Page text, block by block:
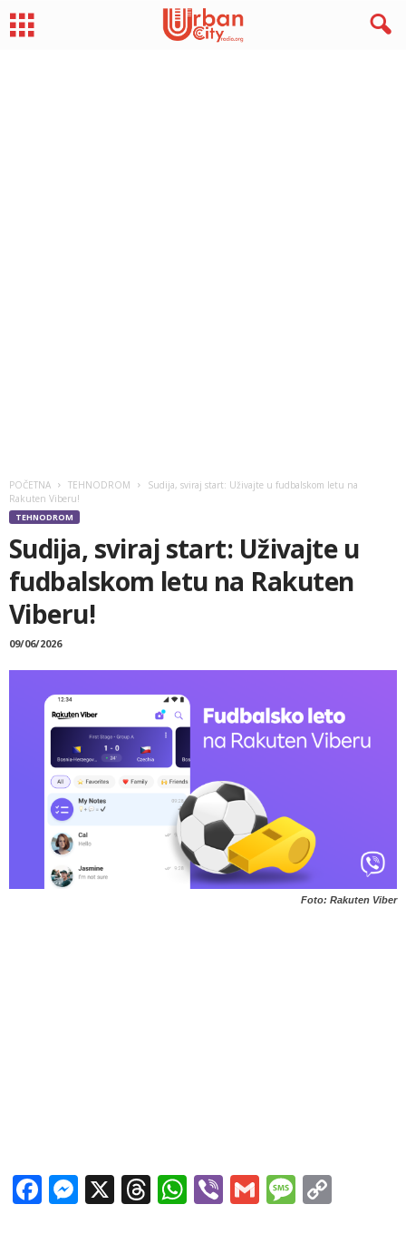
POČETNA TEHNODROM
Sudija, sviraj start: Uživajte u fudbalskom letu na
Rakuten Viberu!
TEHNODROM
Sudija, sviraj start: Uživajte u
fudbalskom letu na Rakuten
Viberu!
09/06/2026
Foto: Rakuten Viber
Facebook
Messenger
X Threads
WhatsApp
ViberGmail